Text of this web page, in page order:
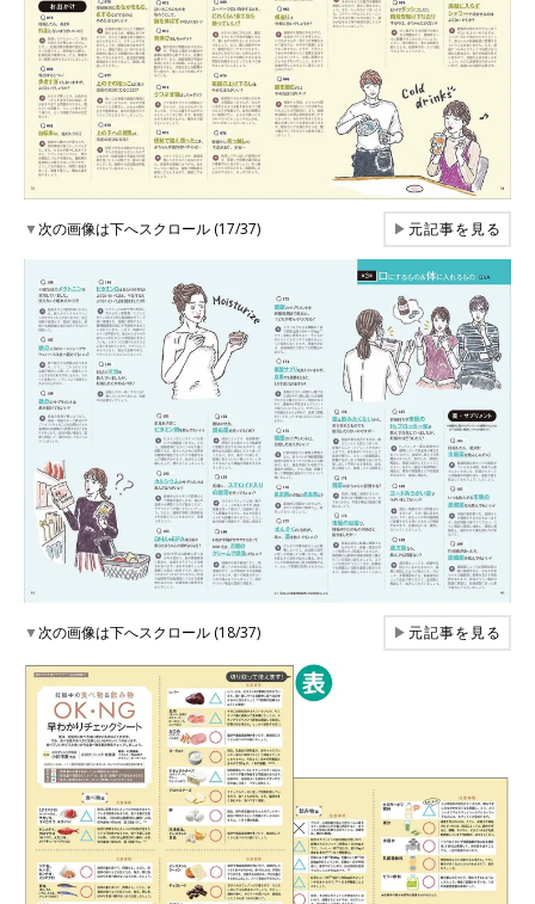
▼次の画像は下へスクロール (17/37) ▶元記事を見る
▼次の画像は下へスクロール (18/37) ▶元記事を見る